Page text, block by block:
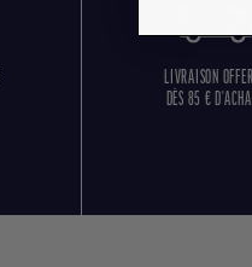
LIVRAISON
DÈS 85 €